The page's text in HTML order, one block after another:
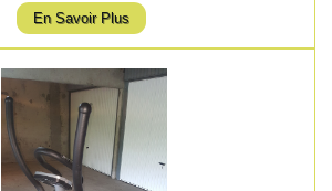
En Savoir Plus